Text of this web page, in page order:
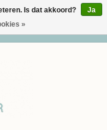
Is dat akkoord?
Ja
»